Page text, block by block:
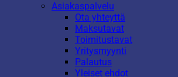
Asiakaspalvelu
Ota yhteyttä
Maksutavat
Toimitustavat
Yritysmyynti
Palautus
Yleiset ehdot